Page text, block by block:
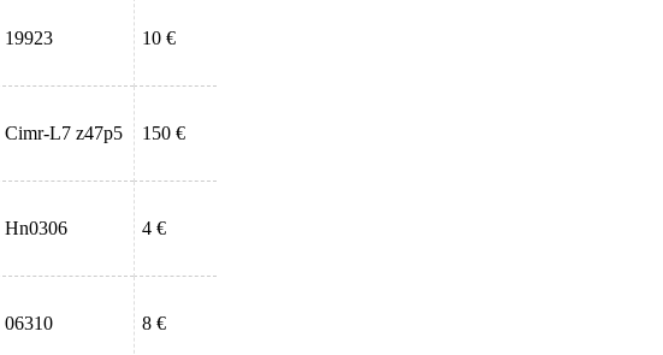
19923 10 €
Cimr-L7 z47p5 150 €
Hn0306 4 €
06310 8 €